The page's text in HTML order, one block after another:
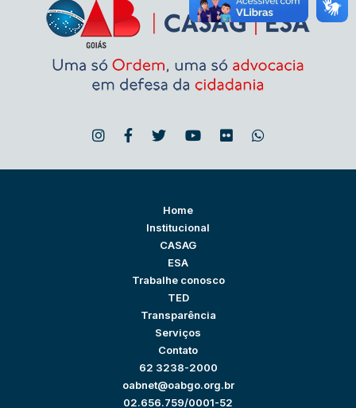
Home
Institucional
CASAG
ESA
Trabalhe conosco
TED
Transparência
Serviços
Contato
62 3238-2000
oabnet@oabgo.org.br
02.656.759/0001-52